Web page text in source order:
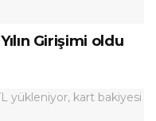
Girişimi oldu